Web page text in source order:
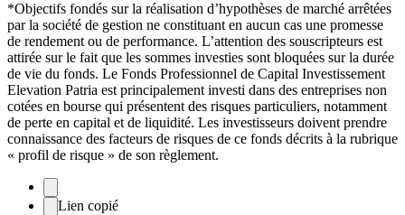
*Objectifs fondés sur la réalisation d’hypothèses de marché arrêtées
par la société de gestion ne constituant en aucun cas une promesse
de rendement ou de performance. L’attention des souscripteurs est
attirée sur le fait que les sommes investies sont bloquées sur la durée
de vie du fonds. Le Fonds Professionnel de Capital Investissement
Elevation Patria est principalement investi dans des entreprises non
cotées en bourse qui présentent des risques particuliers, notamment
de perte en capital et de liquidité. Les investisseurs doivent prendre
connaissance des facteurs de risques de ce fonds décrits à la rubrique
« profil de risque » de son règlement.
Lien copié